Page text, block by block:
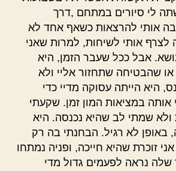
לי סיורים במתחם ,דרך
אותי להרצאות כשאף אחד לא
אותי לשיחות, למרות שאני
אבל ככל שעבר הזמן, היא
שהבטיחה שתחזור אליי ולא
היא הייתה עסוקה מדיי כדי
אותה במציאות המון זמן. שקעתי
שמתי לב שהיא נכנסה. היא
לא רגיל. הבחנתי בה רק
זוכרת שהיא חייכה, ופניה נמתחו
שלה נראה לפעמים גדול מדי